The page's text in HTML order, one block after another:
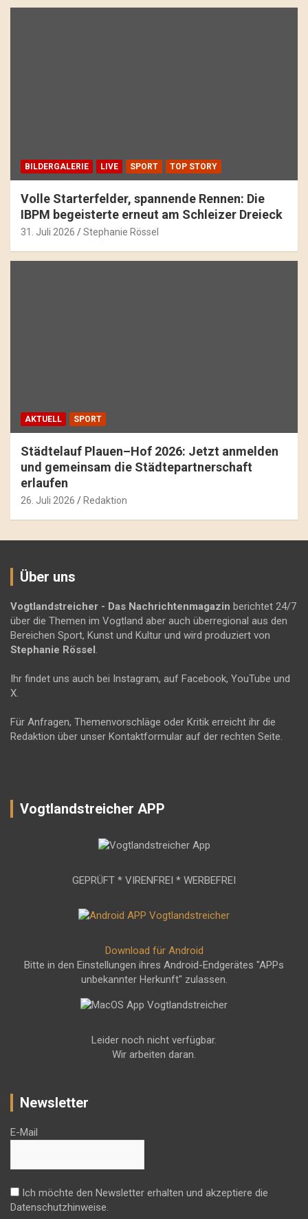
BILDERGALERIE LIVE SPORT TOP STORY
Volle Starterfelder, spannende Rennen: Die
IBPM begeisterte erneut am Schleizer Dreieck
31. Juli 2026 Stephanie Rössel
AKTUELL SPORT
Städtelauf Plauen–Hof 2026: Jetzt anmelden
und gemeinsam die Städtepartnerschaft
erlaufen
26. Juli 2026 Redaktion
Über uns
Vogtlandstreicher - Das Nachrichtenmagazin berichtet 24/7
über die Themen im Vogtland aber auch überregional aus den
Bereichen Sport, Kunst und Kultur und wird produziert von
Stephanie Rössel .
Ihr findet uns auch bei Instagram, auf Facebook, YouTube und
X.
Für Anfragen, Themenvorschläge oder Kritik erreicht ihr die
Redaktion über unser Kontaktformular auf der rechten Seite.
Vogtlandstreicher APP
GEPRÜFT * VIRENFREI * WERBEFREI
Download für Android
Bitte in den Einstellungen ihres Android-Endgerätes "APPs
unbekannter Herkunft" zulassen.
Leider noch nicht verfügbar.
Wir arbeiten daran.
Newsletter
E-Mail
Ich möchte den Newsletter erhalten und akzeptiere die
Datenschutzhinweise.